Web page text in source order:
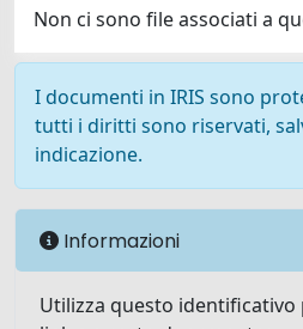
Non ci sono file associati a
I documenti in IRIS sono
tutti i diritti sono riservati,
indicazione.
Informazioni
Utilizza questo